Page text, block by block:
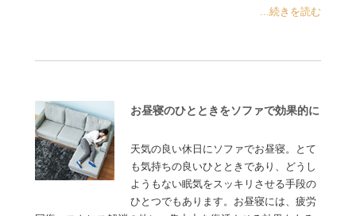
...続きを読む
お昼寝のひとときをソファで効果的に
天気の良い休日にソファでお昼寝。とて
も気持ちの良いひとときであり、どうし
ようもない眠気をスッキリさせる手段の
ひとつでもあります。お昼寝には、疲労